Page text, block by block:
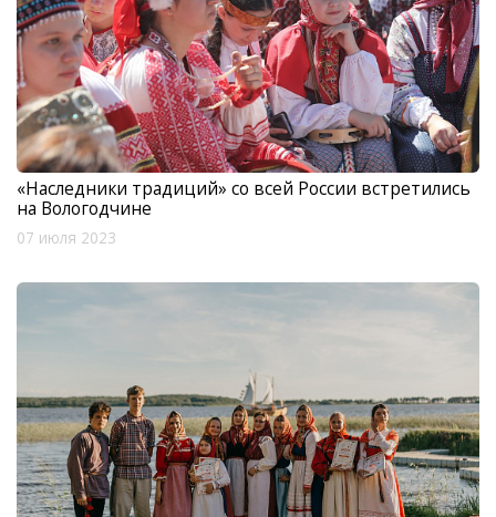
«Наследники традиций» со всей России встретились
на Вологодчине
07 июля 2023